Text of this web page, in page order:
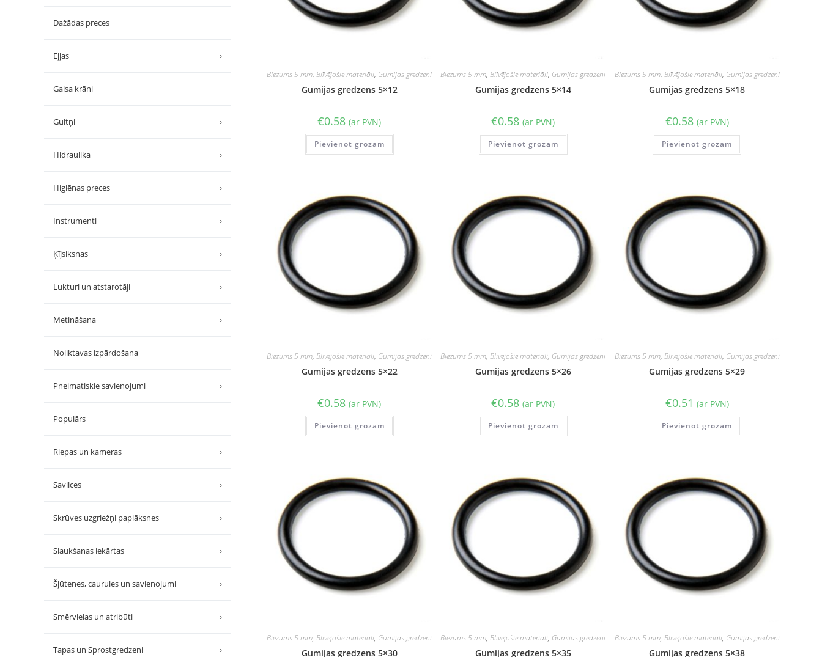
Biezums 5 mm,Blīvējošie materiāli, Gumijas gredzeni
Gumijas gredzens 5×12
€0.58 (ar PVN)
Pievienot grozam
Biezums 5 mm,Blīvējošie materiāli, Gumijas gredzeni
Gumijas gredzens 5×14
€0.58 (ar PVN)
Pievienot grozam
Biezums 5 mm, Blīvējošie materiāli, Gumijas gredzeni
Gumijas gredzens 5×18
€0.58 (ar PVN)
Pievienot grozam
Biezums 5 mm,Blīvējošie materiāli, Gumijas gredzeni
Gumijas gredzens 5×22
€0.58 (ar PVN)
Pievienot grozam
Biezums 5 mm,Blīvējošie materiāli, Gumijas gredzeni
Gumijas gredzens 5×26
€0.58 (ar PVN)
Pievienot grozam
Biezums 5 mm, Blīvējošie materiāli, Gumijas gredzeni
Gumijas gredzens 5×29
€0.51 (ar PVN)
Pievienot grozam
Biezums 5 mm,Blīvējošie materiāli, Gumijas gredzeni
Gumijas gredzens 5×30
Biezums 5 mm,Blīvējošie materiāli, Gumijas gredzeni
Gumijas gredzens 5×35
Biezums 5 mm, Blīvējošie materiāli, Gumijas gredzeni
Gumijas gredzens 5×38
Dažādas preces
Eļļas ›
Gaisa krāni
Gultņi ›
Hidraulika ›
Higiēnas preces ›
Instrumenti ›
Ķīļsiksnas ›
Lukturi un atstarotāji ›
Metināšana ›
Noliktavas izpārdošana
Pneimatiskie savienojumi ›
Populārs
Riepas un kameras ›
Savilces ›
Skrūves uzgriežņi paplāksnes ›
Slaukšanas iekārtas ›
Šļūtenes, caurules un savienojumi ›
Smērvielas un atribūti ›
Tapas un Sprostgredzeni ›